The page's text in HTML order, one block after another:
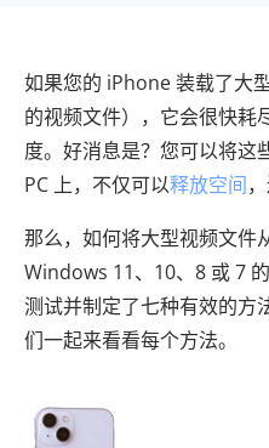
如果您的 iPhone 装载了大
的视频文件），它会很快耗
度。好消息是？您可以将
PC 上，不仅可以释放空间
那么，如何将大型视频文件
Windows 11、10、8 或 7
测试并制定了七种有效的方
们一起来看看每个方法。